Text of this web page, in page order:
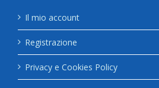
Il mio account
Registrazione
Privacy e Cookies Policy